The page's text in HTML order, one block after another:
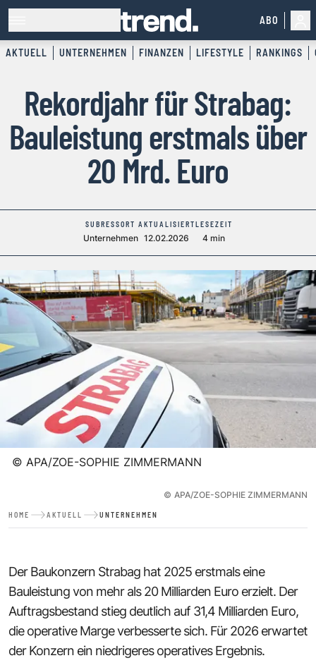
ABO
AKTUELL UNTERNEHMEN FINANZEN LIFESTYLE RANKINGS
Rekordjahr für Strabag:
Bauleistung erstmals über
20 Mrd. Euro
SUBRESSORT
Unternehmen
AKTUALISIERT
12.02.2026
LESEZEIT
4 min
© APA/ZOE-SOPHIE ZIMMERMANN
© APA/ZOE-SOPHIE ZIMMERMANN
HOME AKTUELL UNTERNEHMEN
Der Baukonzern Strabag hat 2025 erstmals eine
Bauleistung von mehr als 20 Milliarden Euro erzielt. Der
Auftragsbestand stieg deutlich auf 31,4 Milliarden Euro,
die operative Marge verbesserte sich. Für 2026 erwartet
der Konzern ein niedrigeres operatives Ergebnis.